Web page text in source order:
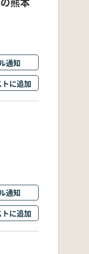
通知
に追加
通知
に追加